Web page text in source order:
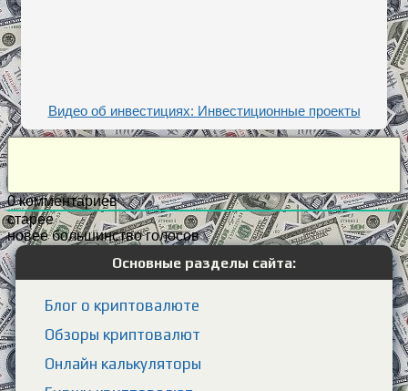
Видео об инвестициях: Инвестиционные проекты
0комментариев
старее
новее большинство голосов
Основные разделы сайта:
Блог о криптовалюте
Обзоры криптовалют
Онлайн калькуляторы